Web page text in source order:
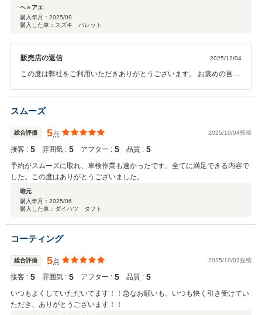
ヘ＝アエ
購入年月： 2025/09
購入した車：スズキ パレット
販売店の返信 2025/12/04
この度は弊社をご利用いただきありがとうございます。 お褒めの言葉
しくお願いいたします。
スムーズ
総合評価 5点 2025/10/04投稿
接客 : 5 雰囲気 : 5 アフター : 5 品質 : 5
予約がスムーズに取れ、車検作業も速かったです。全てに満足できる内容で
した。この度はありがとうございました。
唯元
購入年月： 2025/06
購入した車：ダイハツ タフト
コーティング
総合評価 5点 2025/10/02投稿
接客 : 5 雰囲気 : 5 アフター : 5 品質 : 5
いつもよくしていただいてます！！急なお願いも、いつも快く引き受けてい
ただき、ありがとうございます！！